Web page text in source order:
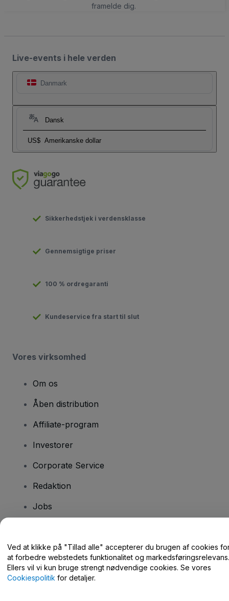
framelde dig.
Live-events i hele verden
Danmark
Dansk
US$ Amerikanske dollar
Sikkerhedstjek i verdensklasse
Gennemsigtige priser
100 % ordregaranti
Kundeservice fra start til slut
Vores virksomhed
Om os
Åben distribution
Affiliate-program
Investorer
Corporate Service
Redaktion
Jobs
Har du spørgsmål?
Hjælpecenter / Kontakt os
Ved at klikke på "Tillad alle" accepterer du brugen af cookies
at forbedre webstedets funktionalitet og markedsføringsrelevans.
Ellers vil vi kun bruge strengt nødvendige cookies. Se vores
Cookiespolitik for detaljer.